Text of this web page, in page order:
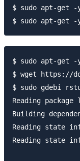
$ sudo apt-get -
$ sudo apt-get
$ wget https://
$ sudo gdebi
Reading
Building
Reading state
Reading state